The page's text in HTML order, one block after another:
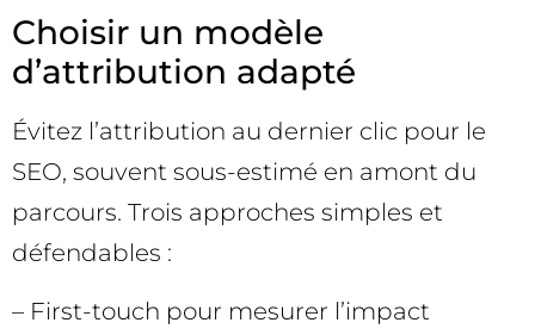
Choisir un modèle
d’attribution adapté
Évitez l’attribution au dernier clic pour le
SEO, souvent sous-estimé en amont du
parcours. Trois approches simples et
défendables :
– First-touch pour mesurer l’impact